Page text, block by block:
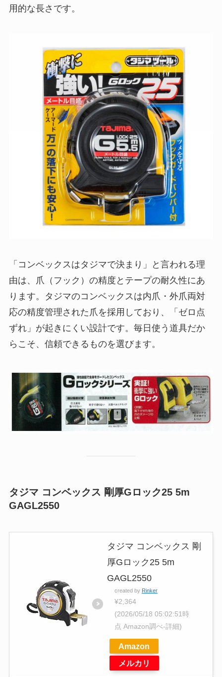
用的な長さです。
「コンベックスはタジマで決まり」と言われる理
由は、爪（フック）の精度とテープの耐久性にあ
ります。タジマのコンベックスは内爪・外爪両対
応の精度管理された爪を採用しており、「ゼロ点
ずれ」が起きにくい設計です。毎日使う道具だか
らこそ、信頼できるものを選びます。
タジマ コンベックス 剛厚Gロック25 5m
GAGL2550
タジマ コンベックス 剛
厚Gロック25 5m
GAGL2550
created by Rinker
¥2,364
(2026/05/18 05:02:51時
点 Amazon調べ-詳細)
Amazon
メルカリ